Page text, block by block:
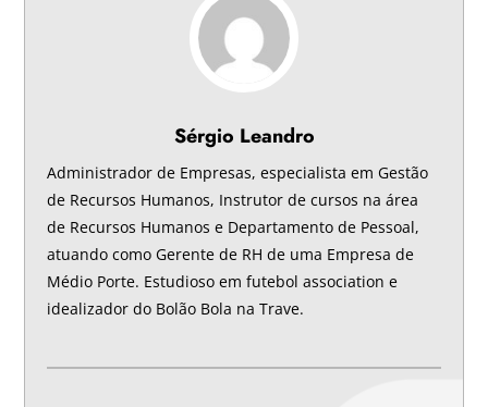
Sérgio Leandro
Administrador de Empresas, especialista em Gestão
de Recursos Humanos, Instrutor de cursos na área
de Recursos Humanos e Departamento de Pessoal,
atuando como Gerente de RH de uma Empresa de
Médio Porte. Estudioso em futebol association e
idealizador do Bolão Bola na Trave.